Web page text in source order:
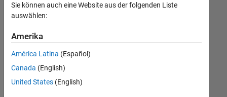
Infrastructure and Architecture
Program Management
Release Engineering
Web Applications and Services
Derzeit
es
keine
offenen
Stellen,
Sie können auch eine Website aus der folgenden Liste
auswählen:
Amerika
América Latina (Español)
Canada (English)
United States (English)